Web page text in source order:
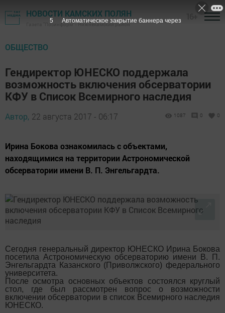
НОВОСТИ КАМСКИХ ПОЛЯН
Газета "Посинформ" - Нижнекамский район
ОБЩЕСТВО
Гендиректор ЮНЕСКО поддержала
возможность включения обсерватории
КФУ в Список Всемирного наследия
Автор, 22 августа 2017 - 06:17 1087 0 0
Ирина Бокова ознакомилась с объектами,
находящимися на территории Астрономической
обсерватории имени В. П. Энгельгардта.
Сегодня генеральный директор ЮНЕСКО Ирина Бокова
посетила Астрономическую обсерваторию имени В. П.
Энгельгардта Казанского (Приволжского) федерального
университета.
После осмотра основных объектов состоялся круглый
стол, где был рассмотрен вопрос о возможности
включении обсерватории в список Всемирного наследия
ЮНЕСКО.
4 Автоматическое закрытие баннера через